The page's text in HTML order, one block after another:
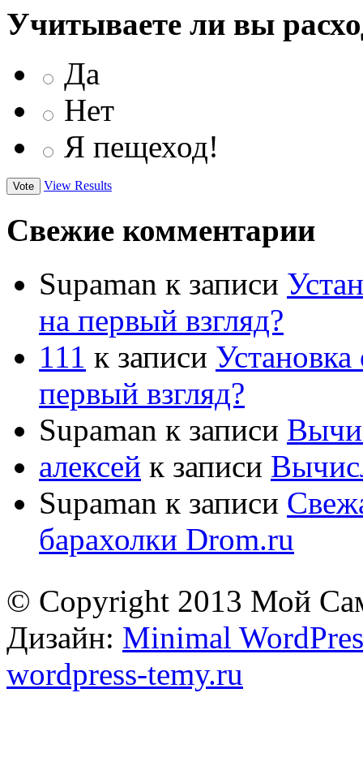
Учитываете ли вы
Да
Нет
Я пещеход!
View Results
Свежие комментарии
Supaman к записи
на первый взгляд?
111 к записи Установка
первый взгляд?
Supaman к записи
алексей к записи
Supaman к записи
барахолки Drom.ru
© Copyright 2013 Мой
Дизайн: Minimal
wordpress-temy.ru